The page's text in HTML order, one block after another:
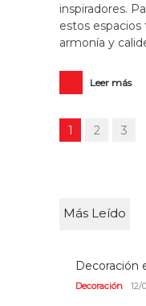
inspiradores.
estos
armonía y
Leer más
1 2 3
Más Leído
Decoración
Decoración 12/